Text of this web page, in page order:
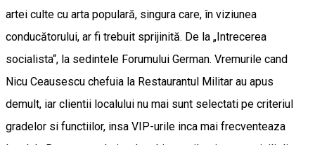
artei culte cu arta populară, singura care, în viziunea
conducătorului, ar fi trebuit sprijinită. De la „Intrecerea
socialista“, la sedintele Forumului German. Vremurile cand
Nicu Ceausescu chefuia la Restaurantul Militar au apus
demult, iar clientii localului nu mai sunt selectati pe criteriul
gradelor si functiilor, insa VIP-urile inca mai frecventeaza